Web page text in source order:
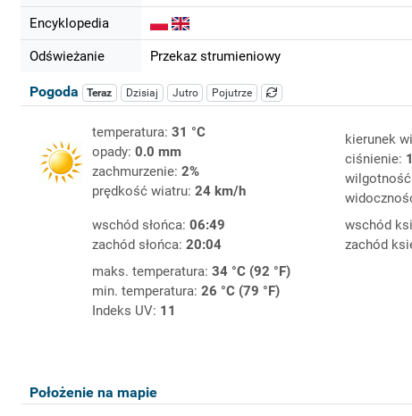
Encyklopedia
Odświeżanie Przekaz strumieniowy
Pogoda Teraz Dzisiaj Jutro Pojutrze
temperatura: 31 °C
opady: 0.0 mm
zachmurzenie: 2%
prędkość wiatru: 24 km/h
kierunek
ciśnienie:
wschód słońca: 06:49
zachód słońca: 20:04
wschód
zachód
maks. temperatura: 34 °C (92 °F)
min. temperatura: 26 °C (79 °F)
Indeks UV: 11
Położenie na mapie